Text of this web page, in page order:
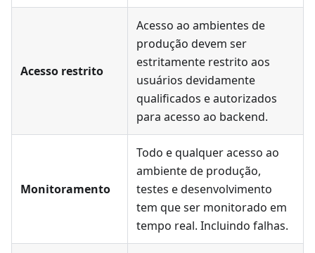
Acesso restrito
Acesso ao ambientes de
produção devem ser
estritamente restrito aos
usuários devidamente
qualificados e autorizados
para acesso ao backend.
Monitoramento
Todo e qualquer acesso ao
ambiente de produção,
testes e desenvolvimento
tem que ser monitorado em
tempo real. Incluindo falhas.